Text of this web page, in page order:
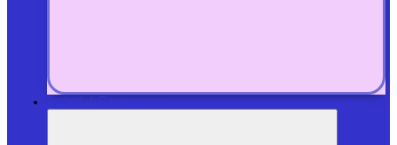
Retail / Commerce